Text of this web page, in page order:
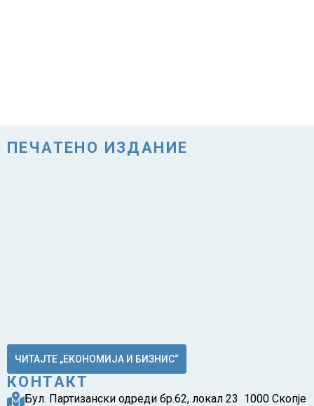
ПЕЧАТЕНО ИЗДАНИЕ
ЧИТАЈТЕ „ЕКОНОМИЈА И БИЗНИС“
КОНТАКТ
Бул. Партизански одреди бр.62, локал 23 1000 Скопје